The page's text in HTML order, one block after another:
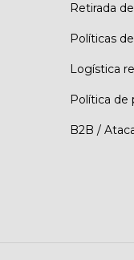
Retirada
Políticas
Logística
Política de
B2B /